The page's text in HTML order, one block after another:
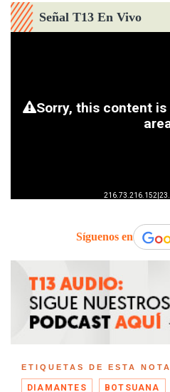
Señal T13 En Vivo
Síguenos en
ETIQUETAS DE ESTA NOTA
DIAMANTES BOTSUANA